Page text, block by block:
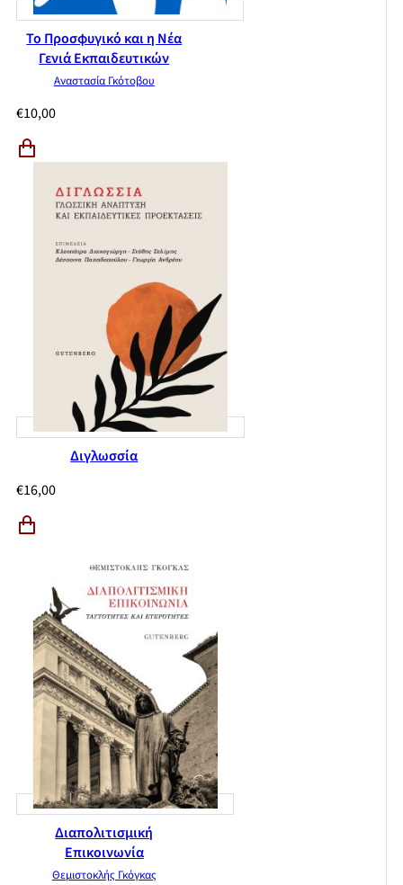
Το Προσφυγικό και η Νέα
Γενιά Εκπαιδευτικών
Αναστασία Γκότοβου
€10,00
Διγλωσσία
€16,00
Διαπολιτισμική
Επικοινωνία
Θεμιστοκλής Γκόγκας